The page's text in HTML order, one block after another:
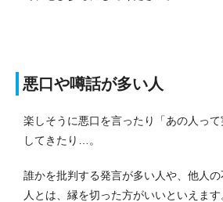
悪口や噂話が多い人
楽しそうに悪口を言ったり「あの人っ
してきたり…。
誰かを批判する発言が多い人や、他人
人とは、縁を切った方がいいといえます